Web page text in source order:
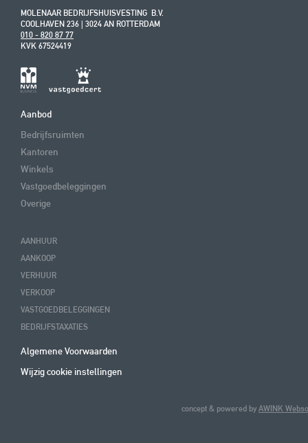
MOLENAAR BEDRIJFSHUISVESTING B.V.
COOLHAVEN 236 | 3024 AN ROTTERDAM
010 - 820 87 77
KVK 67524419
Aanbod
Bedrijfsruimten
Kantoren
Winkels
Vastgoedbeleggingen
Overige
AANHUUR
AANKOOP
VERHUUR
VERKOOP
VASTGOEDBELEGGINGEN
BEDRIJFSTAXATIES
Algemene Voorwaarden
Wijzig cookie instellingen
concept & powered by AWINK